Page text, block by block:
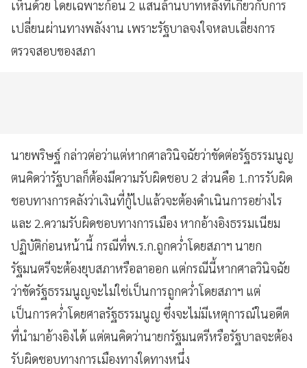
เห็นด้วย โดยเฉพาะก้อน 2 แสนล้านบาทหลังที่เกี่ยวกับการ
เปลี่ยนผ่านทางพลังงาน เพราะรัฐบาลจงใจหลบเลี่ยงการ
ตรวจสอบของสภา
นายพริษฐ์ กล่าวต่อว่าแต่หากศาลวินิจฉัยว่าขัดต่อรัฐธรรมนูญ
ตนคิดว่ารัฐบาลก็ต้องมีความรับผิดชอบ 2 ส่วนคือ 1.การรับผิด
ชอบทางการคลังว่าเงินที่กู้ไปแล้วจะต้องดำเนินการอย่างไร
และ 2.ความรับผิดชอบทางการเมือง หากอ้างอิงธรรมเนียม
ปฏิบัติก่อนหน้านี้ กรณีที่พ.ร.ก.ถูกคว่ำโดยสภาฯ นายก
รัฐมนตรีจะต้องยุบสภาหรือลาออก แต่กรณีนี้หากศาลวินิจฉัย
ว่าขัดรัฐธรรมนูญจะไม่ใช่เป็นการถูกคว่ำโดยสภาฯ แต่
เป็นการคว่ำโดยศาลรัฐธรรมนูญ ซึ่งจะไม่มีเหตุการณ์ในอดีต
ที่นำมาอ้างอิงได้ แต่ตนคิดว่านายกรัฐมนตรีหรือรัฐบาลจะต้อง
รับผิดชอบทางการเมืองทางใดทางหนึ่ง